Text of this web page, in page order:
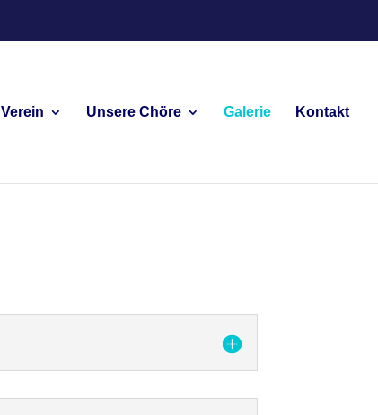
Verein Unsere Chöre Galerie Kontakt